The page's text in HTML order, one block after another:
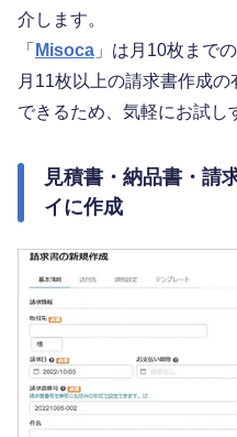
介します。
「 Misoca 」は月10枚まで
月11枚以上の請求書作成
できるため、気軽にお試し
見積書・納品書・請
イに作成